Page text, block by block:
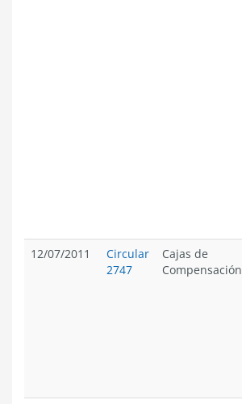
12/07/2011
Circular
2747
Cajas de
Compensación